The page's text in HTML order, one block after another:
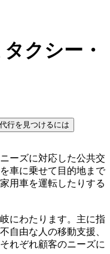
クシー・
行を見つけるには
ーズに対応した公共交
車に乗せて目的地まで
用車を運転したりする
にわたります。主に指
自由な人の移動支援、
れぞれ顧客のニーズに